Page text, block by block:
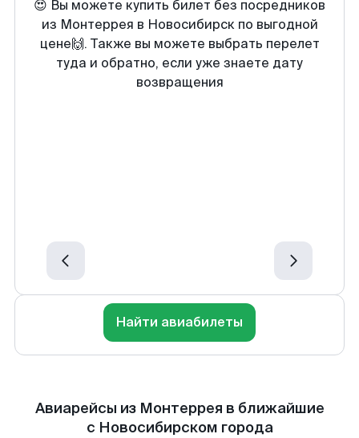
😍 Вы можете купить билет без посредников
из Монтеррея в Новосибирск по выгодной
цене🙌. Также вы можете выбрать перелет
туда и обратно, если уже знаете дату
возвращения
Найти авиабилеты
Авиарейсы из Монтеррея в ближайшие
с Новосибирском города